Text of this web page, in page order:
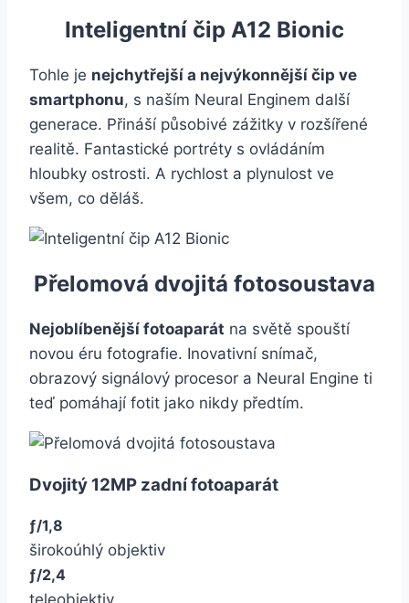
Inteligentní čip A12 Bionic
Tohle je nejchytřejší a nejvýkonnější čip ve
smartphonu, s naším Neural Enginem další
generace. Přináší působivé zážitky v rozšířené
realitě. Fantastické portréty s ovládáním
hloubky ostrosti. A rychlost a plynulost ve
všem, co děláš.
Přelomová dvojitá fotosoustava
Nejoblíbenější fotoaparát na světě spouští
novou éru fotografie. Inovativní snímač,
obrazový signálový procesor a Neural Engine ti
teď pomáhají fotit jako nikdy předtím.
Dvojitý 12MP zadní fotoaparát
ƒ/1,8
širokoúhlý objektiv
ƒ/2,4